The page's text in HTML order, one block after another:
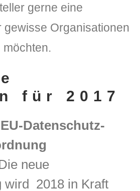
gerne eine
gewisse Organisationen
möchten.
für 2017
Datenschutz-
neue
wird 2018 in Kraft